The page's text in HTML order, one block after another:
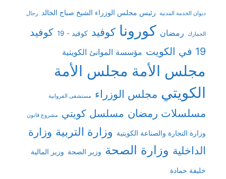
ديوان الخدمة المدنية رئيس مجلس الوزراء الشيخ صباح الخالد رجال
الجمارك رمضان كورونا كوفيد كوفيد - 19
كوفيد
19 في الكويت
مؤسسة الموانئ الكويتية
مجلس الأمة مجلس الأمة
الكويتي مجلس الوزراء مستشفى الفروانية
مسلسلات رمضان مسلسل كويتي مشروع قانون
وزارة التجارة والصناعة الكويتية وزارة التربية وزارة
الداخلية وزارة الصحة وزير الصحة وزير المالية
خليفة حمادة